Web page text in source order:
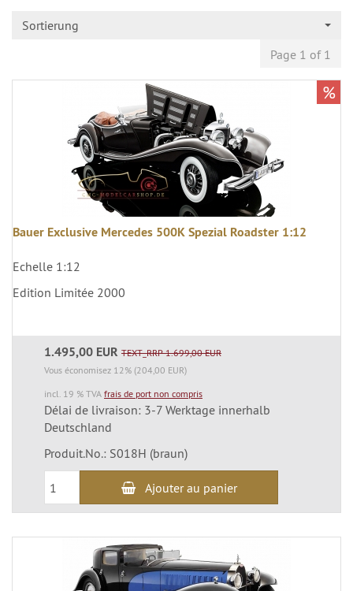
Sortierung
Page 1 of 1
Bauer Exclusive Mercedes 500K Spezial Roadster 1:12
Echelle 1:12
Edition Limitée 2000
1.495,00 EUR TEXT_RRP 1.699,00 EUR
Vous économisez 12% (204,00 EUR)
incl. 19 % TVA frais de port non compris
Délai de livraison: 3-7 Werktage innerhalb
Deutschland
Produit.No.: S018H (braun)
Ajouter au panier
%